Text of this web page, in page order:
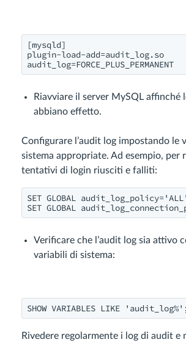
[mysqld]
plugin-load-add=audit_log.so
Riavviare il server MySQL affinché
abbiano effetto.
Configurare l’audit log impostando le
sistema appropriate. Ad esempio, per
tentativi di login riusciti e falliti:
SET GLOBAL
Verificare che l’audit log sia attivo
variabili di sistema:
Rivedere regolarmente i log di audit e